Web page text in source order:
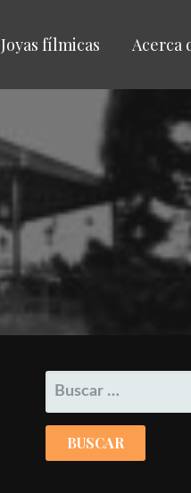
Joyas fílmicas Acerca
BUSCAR: